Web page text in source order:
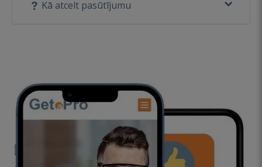
Kā atcelt pasūtījumu